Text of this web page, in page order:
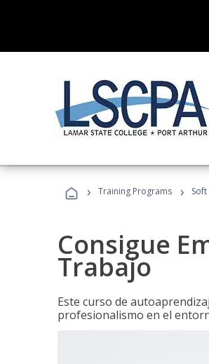
› Training Programs › Soft
Consigue
Trabajo
Este curso de
profesionalismo en el